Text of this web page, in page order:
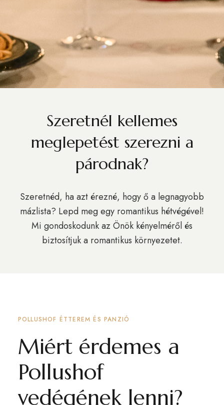
Szeretnél kellemes
meglepetést szerezni a
párodnak?
Szeretnéd, ha azt érezné, hogy ő a legnagyobb
mázlista? Lepd meg egy romantikus hétvégével!
Mi gondoskodunk az Önök kényelméről és
biztosítjuk a romantikus környezetet.
POLLUSHOF ÉTTEREM ÉS PANZIÓ
Miért érdemes a
Pollushof
vedégének lenni?